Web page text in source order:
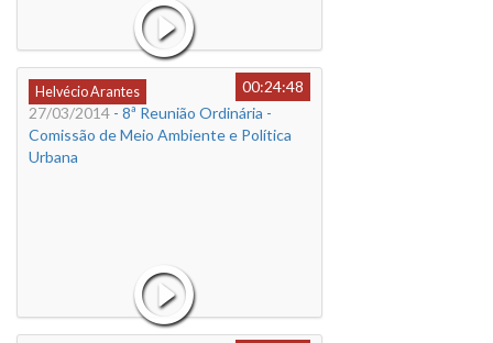
Helvécio Arantes
00:24:48
27/03/2014 - 8ª Reunião Ordinária -
Comissão de Meio Ambiente e Política
Urbana